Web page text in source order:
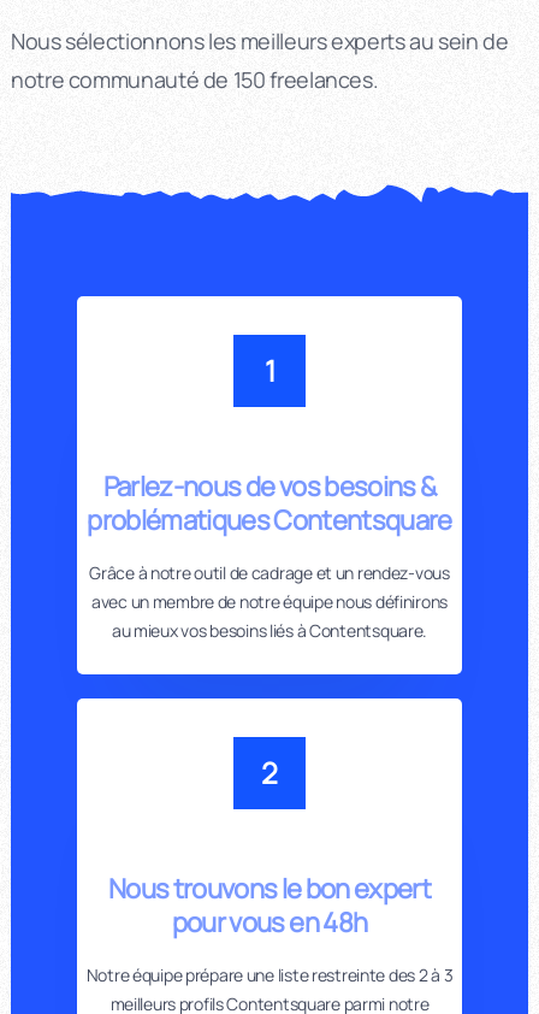
Nous sélectionnons les meilleurs experts au sein de
notre communauté de 150 freelances.
1
Parlez-nous de vos besoins &
problématiques Contentsquare
Grâce à notre outil de cadrage et un rendez-vous
avec un membre de notre équipe nous définirons
au mieux vos besoins liés à Contentsquare.
2
Nous trouvons le bon expert
pour vous en 48h
Notre équipe prépare une liste restreinte des 2 à 3
meilleurs profils Contentsquare parmi notre